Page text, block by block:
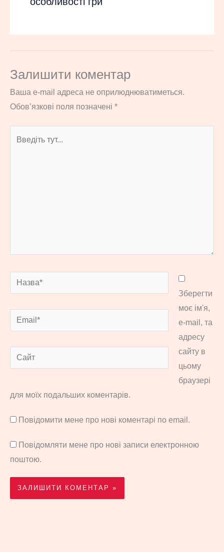
Залишити коментар
Ваша e-mail адреса не оприлюднюватиметься.
Обов’язкові поля позначені *
Назва*
Email*
Сайт
Зберегти
моє ім'я,
e-mail, та
адресу
сайту в
цьому
браузері
для моїх подальших коментарів.
Повідомити мене про нові коментарі по email.
Повідомляти мене про нові записи електронною
поштою.